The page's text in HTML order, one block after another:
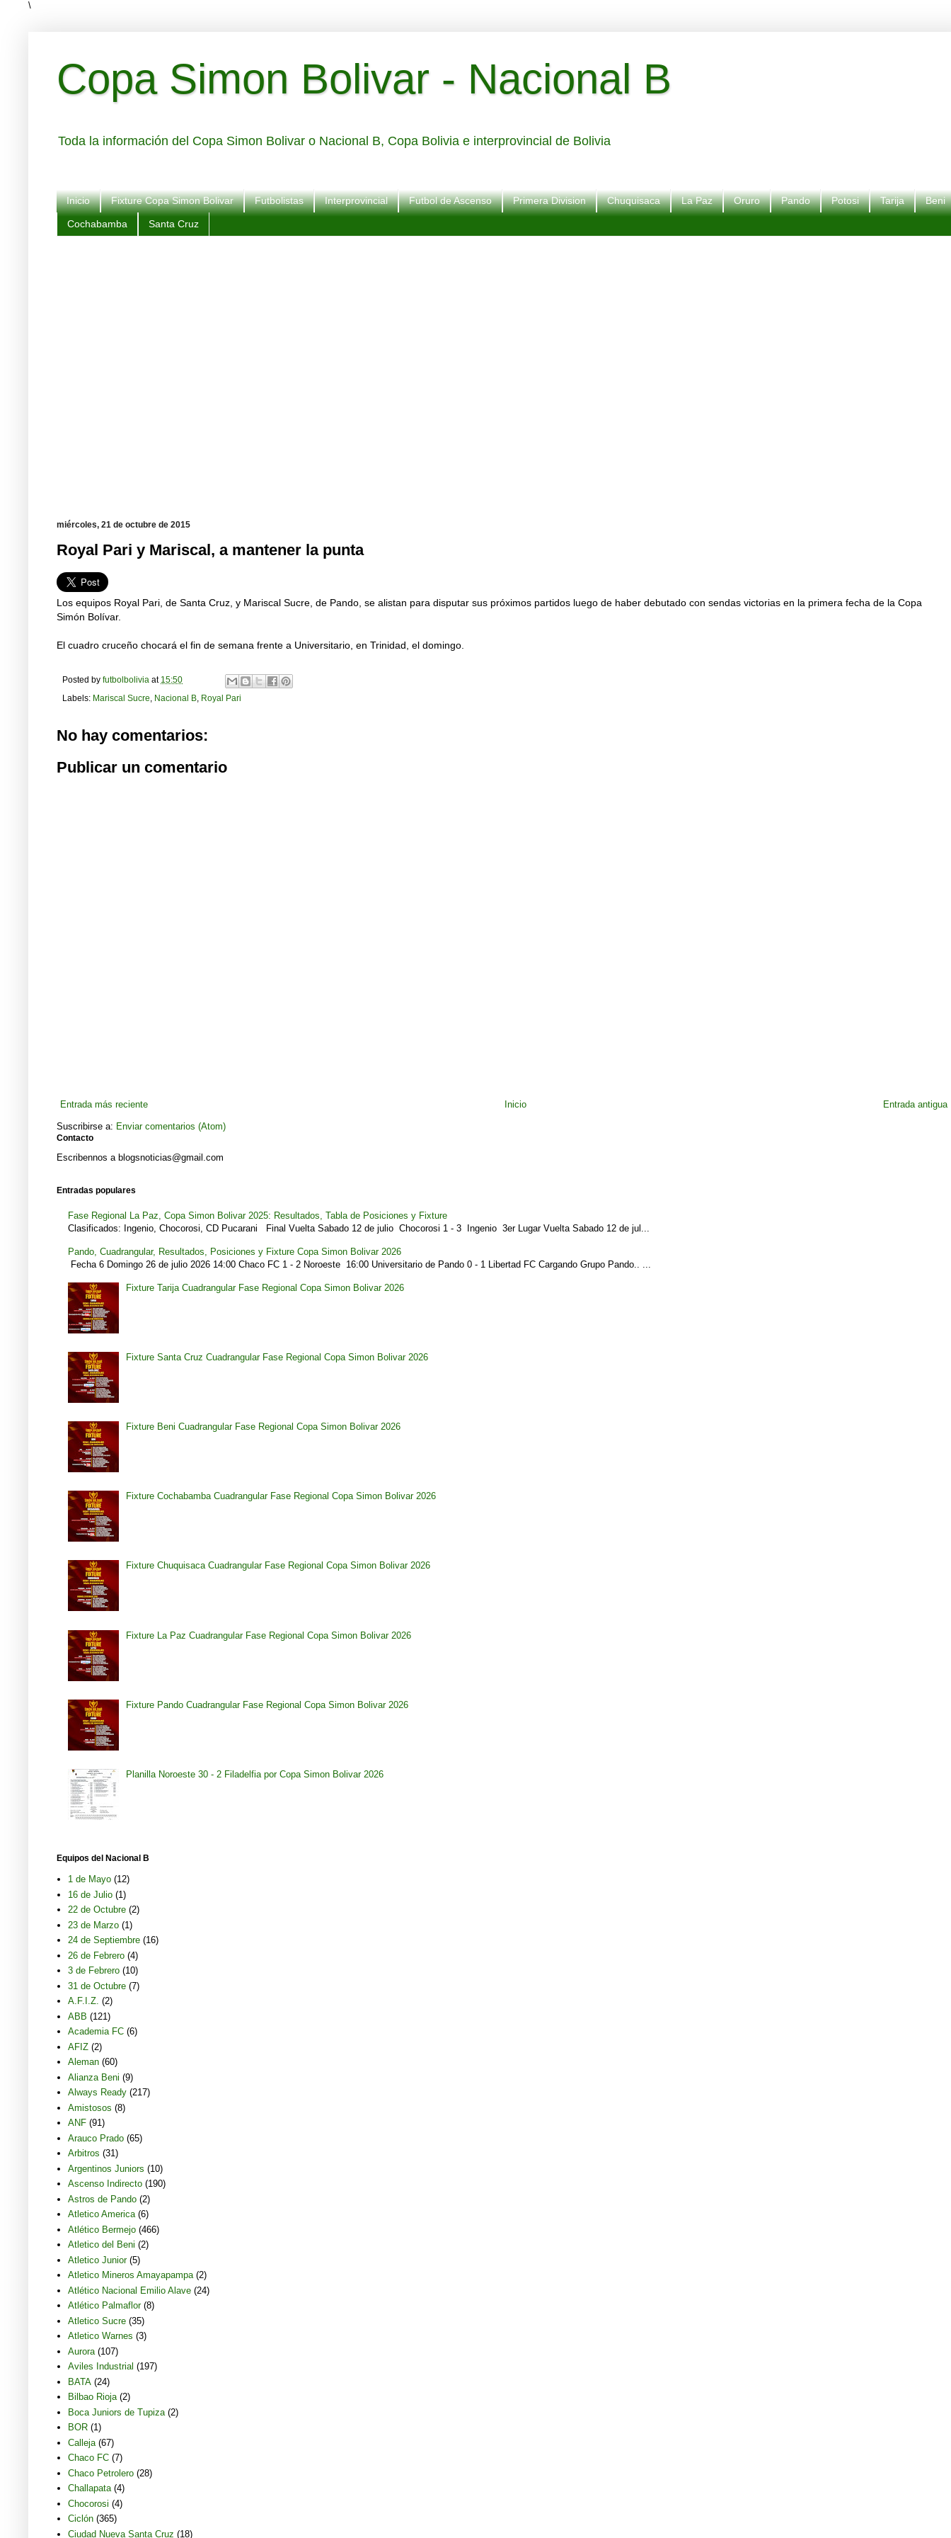
\
Copa Simon Bolivar - Nacional B
Toda la información del Copa Simon Bolivar o Nacional B, Copa Bolivia e interprovincial de Bolivia
Inicio Fixture Copa Simon Bolivar Futbolistas Interprovincial Futbol de Ascenso Primera Division Chuquisaca La Paz Oruro Pando Potosi Tarija Beni
Cochabamba Santa Cruz
miércoles, 21 de octubre de 2015
Royal Pari y Mariscal, a mantener la punta
Los equipos Royal Pari, de Santa Cruz, y Mariscal Sucre, de Pando, se alistan para disputar sus próximos partidos luego de haber debutado con sendas victorias en la primera fecha de la Copa
Simón Bolívar.
El cuadro cruceño chocará el fin de semana frente a Universitario, en Trinidad, el domingo.
Posted by futbolbolivia at 15:50
Labels: Mariscal Sucre Nacional B Royal Pari
No hay comentarios:
Publicar un comentario
Entrada más reciente Entrada antigua
Inicio
Suscribirse a: Enviar comentarios (Atom)
Contacto
Escribennos a blogsnoticias@gmail.com
Entradas populares
Fase Regional La Paz, Copa Simon Bolivar 2025: Resultados, Tabla de Posiciones y Fixture
Clasificados: Ingenio, Chocorosi, CD Pucarani Final Vuelta Sabado 12 de julio Chocorosi 1 - 3 Ingenio 3er Lugar Vuelta Sabado 12 de jul...
Pando, Cuadrangular, Resultados, Posiciones y Fixture Copa Simon Bolivar 2026
Fecha 6 Domingo 26 de julio 2026 14:00 Chaco FC 1 - 2 Noroeste 16:00 Universitario de Pando 0 - 1 Libertad FC Cargando Grupo Pando.. ...
Fixture Tarija Cuadrangular Fase Regional Copa Simon Bolivar 2026
Fixture Santa Cruz Cuadrangular Fase Regional Copa Simon Bolivar 2026
Fixture Beni Cuadrangular Fase Regional Copa Simon Bolivar 2026
Fixture Cochabamba Cuadrangular Fase Regional Copa Simon Bolivar 2026
Fixture Chuquisaca Cuadrangular Fase Regional Copa Simon Bolivar 2026
Fixture La Paz Cuadrangular Fase Regional Copa Simon Bolivar 2026
Fixture Pando Cuadrangular Fase Regional Copa Simon Bolivar 2026
Planilla Noroeste 30 - 2 Filadelfia por Copa Simon Bolivar 2026
Equipos del Nacional B
1 de Mayo (12)
16 de Julio (1)
22 de Octubre (2)
23 de Marzo (1)
24 de Septiembre (16)
26 de Febrero (4)
3 de Febrero (10)
31 de Octubre (7)
A.F.I.Z. (2)
ABB (121)
Academia FC (6)
AFIZ (2)
Aleman (60)
Alianza Beni (9)
Always Ready (217)
Amistosos (8)
ANF (91)
Arauco Prado (65)
Arbitros (31)
Argentinos Juniors (10)
Ascenso Indirecto (190)
Astros de Pando (2)
Atletico America (6)
Atlético Bermejo (466)
Atletico del Beni (2)
Atletico Junior (5)
Atletico Mineros Amayapampa (2)
Atlético Nacional Emilio Alave (24)
Atlético Palmaflor (8)
Atletico Sucre (35)
Atletico Warnes (3)
Aurora (107)
Aviles Industrial (197)
BATA (24)
Bilbao Rioja (2)
Boca Juniors de Tupiza (2)
BOR (1)
Calleja (67)
Chaco FC (7)
Chaco Petrolero (28)
Challapata (4)
Chocorosi (4)
Ciclón (365)
Ciudad Nueva Santa Cruz (18)